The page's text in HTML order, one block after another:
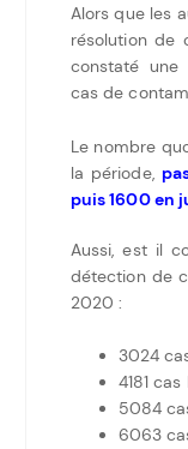
Alors que les
résolution de
constaté une
cas de
Le nombre
la période,
puis 1600 en
Aussi, est il
détection de
2020 :
3024
4181
5084
6063